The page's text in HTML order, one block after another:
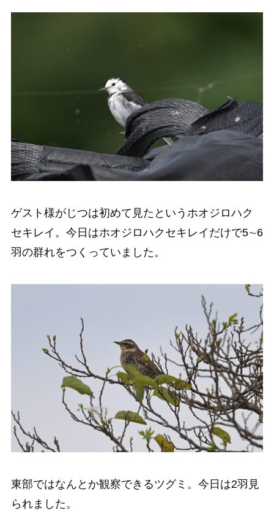
ゲスト様がじつは初めて見たというホオジロハク
セキレイ。今日はホオジロハクセキレイだけで5∼6
羽の群れをつくっていました。
東部ではなんとか観察できるツグミ。今日は2羽見
られました。